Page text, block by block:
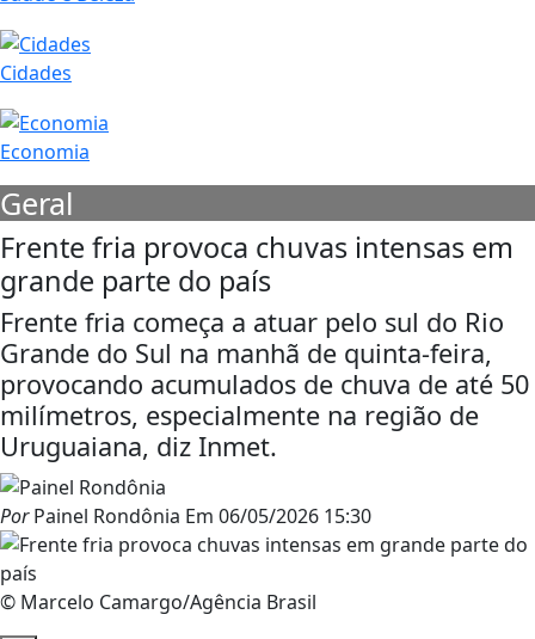
Cidades
Economia
Geral
Frente fria provoca chuvas intensas em
grande parte do país
Frente fria começa a atuar pelo sul do Rio
Grande do Sul na manhã de quinta-feira,
provocando acumulados de chuva de até 50
milímetros, especialmente na região de
Uruguaiana, diz Inmet.
PorPainel Rondônia Em 06/05/2026 15:30
© Marcelo Camargo/Agência Brasil